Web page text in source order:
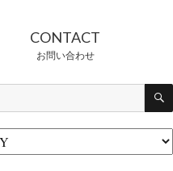
供者
CONTACT
お問い合わせ